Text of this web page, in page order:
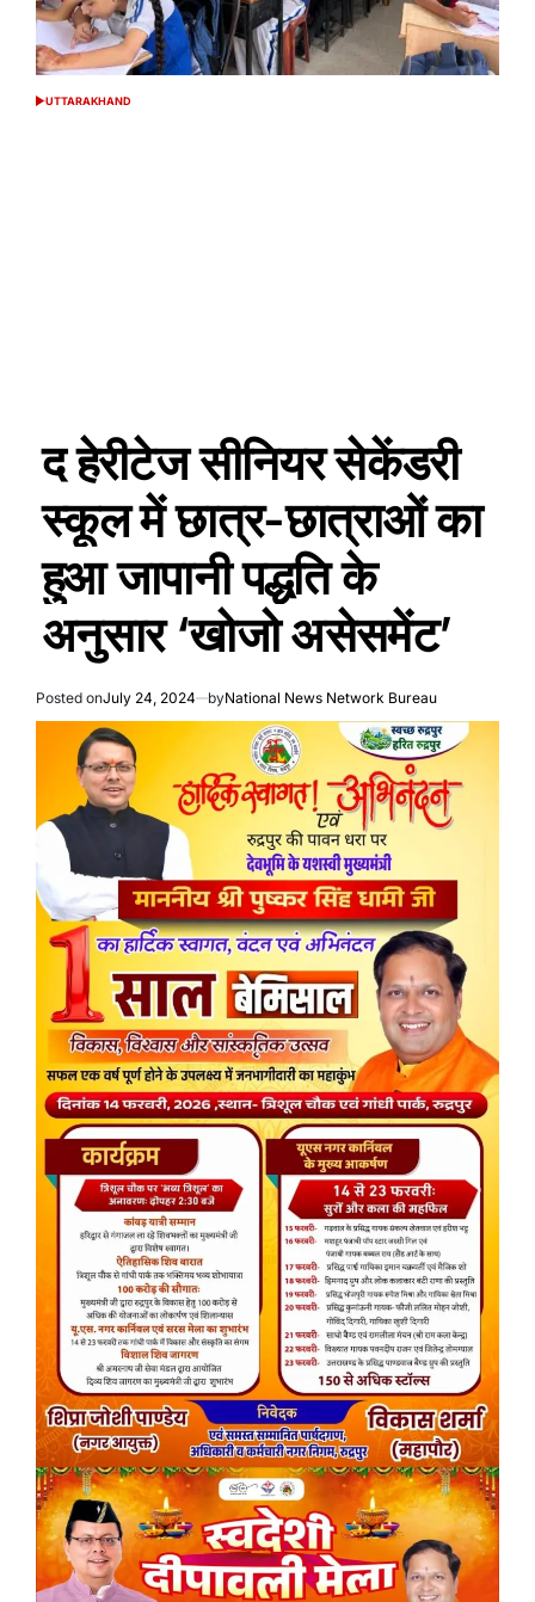
POSTED
UTTARAKHAND
द हेरीटेज सीनियर सेकेंडरी
स्कूल में छात्र-छात्राओं का
हुआ जापानी पद्धति के
अनुसार ‘खोजो असेसमेंट’
Posted onJuly 24, 2024 byNational News Network Bureau